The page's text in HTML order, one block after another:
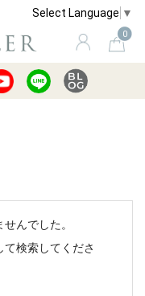
Select Language ▼
0
買取
んでした。
検索してくださ